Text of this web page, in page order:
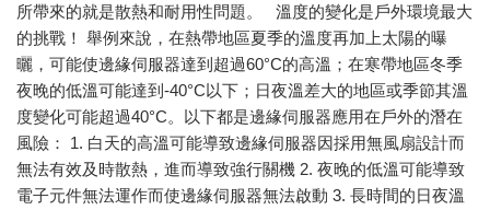
所帶來的就是散熱和耐用性問題。 溫度的變化是戶外環境最大
的挑戰！ 舉例來說，在熱帶地區夏季的溫度再加上太陽的曝
曬，可能使邊緣伺服器達到超過60°C的高溫；在寒帶地區冬季
夜晚的低溫可能達到-40°C以下；日夜溫差大的地區或季節其溫
度變化可能超過40°C。以下都是邊緣伺服器應用在戶外的潛在
風險： 1. 白天的高溫可能導致邊緣伺服器因採用無風扇設計而
無法有效及時散熱，進而導致強行關機 2. 夜晚的低溫可能導致
電子元件無法運作而使邊緣伺服器無法啟動 3. 長時間的日夜溫